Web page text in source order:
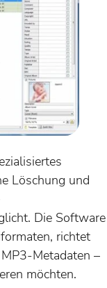
Löschung und
Die Software
richtet
Metadaten –
möchten.